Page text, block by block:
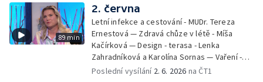
Heřmánková, Zdeněk Žák, Josef Vrána
89 min
2. června
Letní infekce a cestování - MUDr. Tereza
Ernestová — Zdravá chůze v létě - Míša
Kačírková — Design - terasa - Lenka
Zahradníková a Karolína Sornas — Vaření -
jahody - Simona Machurová — Letní sporty -
Poslední vysílání 2. 6. 2026 na ČT1